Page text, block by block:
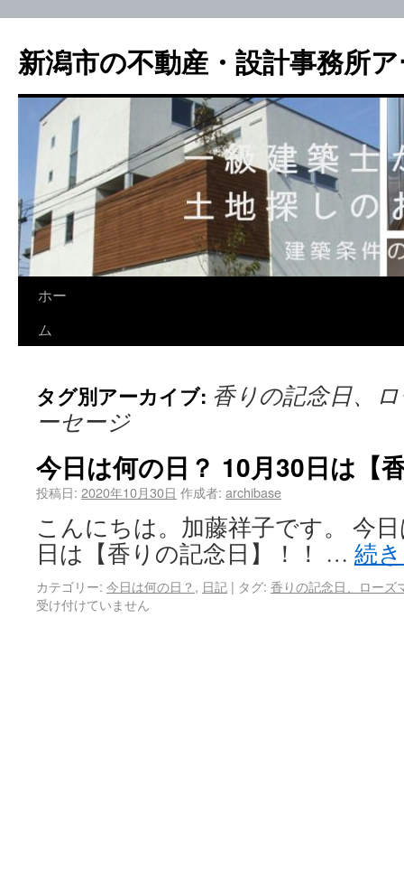
新潟市の不動産・設計事務所
ホー
ム
タグ別アーカイブ: 香りの記念日、
ーセージ
今日は何の日？ 10月30日は【
投稿日: 2020年10月30日 作成者: archibase
こんにちは。加藤祥子です。 今
日は【香りの記念日】！！ … 続
カテゴリー: 今日は何の日？ , 日記 | タグ: 香りの記念日、ローズ
受け付けていません